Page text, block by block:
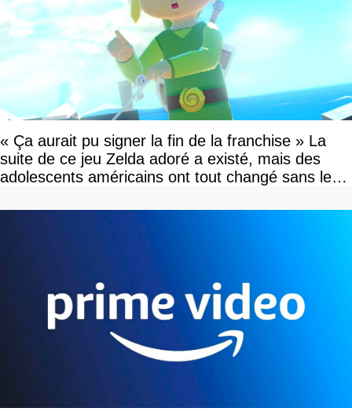
« Ça aurait pu signer la fin de la franchise » La
suite de ce jeu Zelda adoré a existé, mais des
adolescents américains ont tout changé sans le